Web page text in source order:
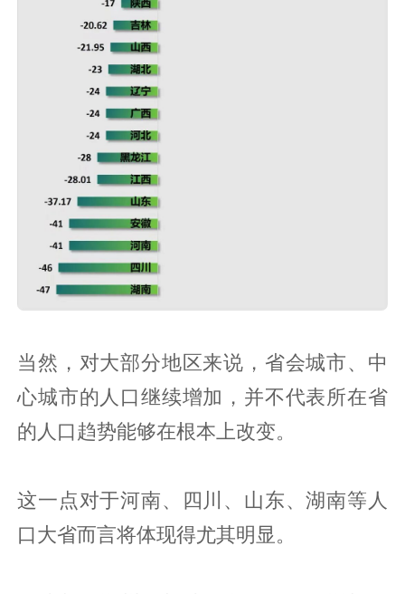
当然，对大部分地区来说，省会城市、中
心城市的人口继续增加，并不代表所在省
的人口趋势能够在根本上改变。
这一点对于河南、四川、山东、湖南等人
口大省而言将体现得尤其明显。